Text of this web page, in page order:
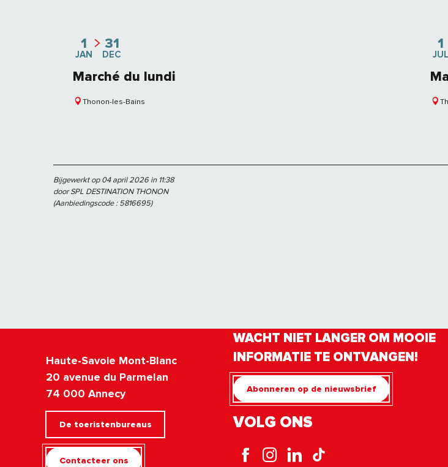
1
JAN
31
DEC
Marché du lundi
Thonon-les-Bains
1
JUL
Bijgewerkt op 04 april 2026 in 11:38
door SPL DESTINATION THONON
(Aanbiedingscode :5816695)
Haute-Savoie Mont-Blanc
20 avenue du Parmelan
74 000 Annecy
De toeristenbureaus
Contacteer ons
WACHT NIET LANGER OM MOOIE
INFORMATIE TE ONTVANGEN!
Abonneren op de nieuwsbrief
VOLG ONS